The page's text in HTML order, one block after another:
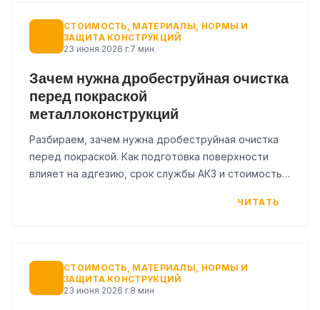
СТОИМОСТЬ, МАТЕРИАЛЫ, НОРМЫ И
ЗАЩИТА КОНСТРУКЦИЙ
23 июня 2026 г.7 мин
Зачем нужна дробеструйная очистка
перед покраской
металлоконструкций
Разбираем, зачем нужна дробеструйная очистка
перед покраской. Как подготовка поверхности
влияет на адгезию, срок службы АКЗ и стоимость
ЧИТАТЬ
СТОИМОСТЬ, МАТЕРИАЛЫ, НОРМЫ И
ЗАЩИТА КОНСТРУКЦИЙ
23 июня 2026 г.8 мин